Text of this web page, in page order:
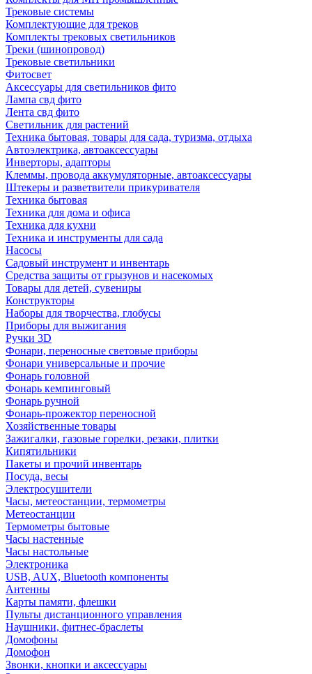
Трековые системы
Комплектующие для треков
Комплекты трековых светильников
Треки (шинопровод)
Трековые светильники
Фитосвет
Аксессуары для светильников фито
Лампа свд фито
Лента свд фито
Светильник для растений
Техника бытовая, товары для сада, туризма, отдыха
Автоэлектрика, автоаксессуары
Инверторы, адапторы
Клеммы, провода аккумуляторные, автоаксессуары
Штекеры и разветвители прикуривателя
Техника бытовая
Техника для дома и офиса
Техника для кухни
Техника и инструменты для сада
Насосы
Садовый инструмент и инвентарь
Средства защиты от грызунов и насекомых
Товары для детей, сувениры
Конструкторы
Наборы для творчества, глобусы
Приборы для выжигания
Ручки 3D
Фонари, переносные световые приборы
Фонари универсальные и прочие
Фонарь головной
Фонарь кемпинговый
Фонарь ручной
Фонарь-прожектор переносной
Хозяйственные товары
Зажигалки, газовые горелки, резаки, плитки
Кипятильники
Пакеты и прочий инвентарь
Посуда, весы
Электросушители
Часы, метеостанции, термометры
Метеостанции
Термометры бытовые
Часы настенные
Часы настольные
Электроника
USB, AUX, Bluetooth компоненты
Антенны
Карты памяти, флешки
Пульты дистанционного управления
Наушники, фитнес-браслеты
Домофоны
Домофон
Звонки, кнопки и аксессуары